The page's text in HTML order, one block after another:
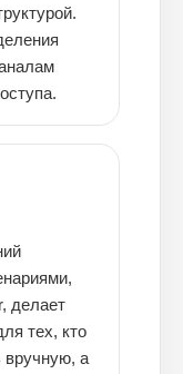
делает
тех, кто
вручную, а